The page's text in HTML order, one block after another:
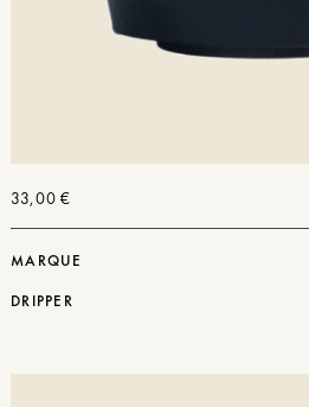
33,00€
MARQUE
DRIPPER